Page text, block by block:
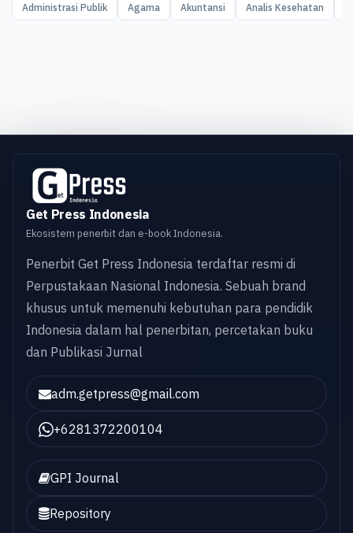
Administrasi Publik Agama Akuntansi Analis Kesehatan
Get Press Indonesia
Ekosistem penerbit dan e-book Indonesia.
Penerbit Get Press Indonesia terdaftar resmi di
Perpustakaan Nasional Indonesia. Sebuah brand
khusus untuk memenuhi kebutuhan para pendidik
Indonesia dalam hal penerbitan, percetakan buku
dan Publikasi Jurnal
adm.getpress@gmail.com
+6281372200104
GPI Journal
Repository